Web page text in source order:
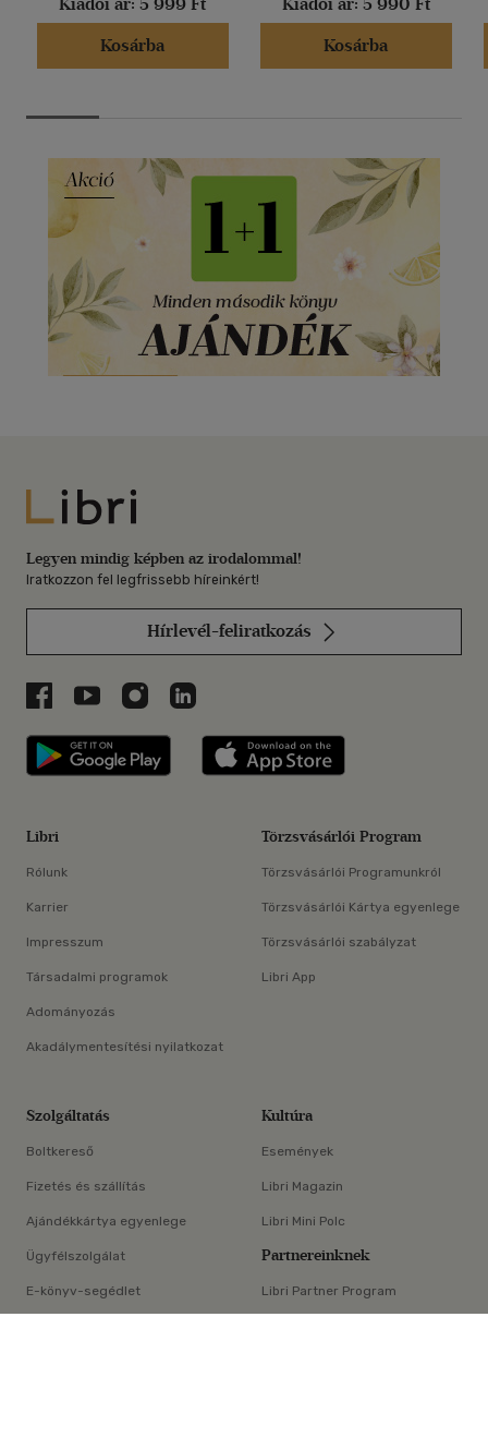
Kosárba
Kosárba
×
Libri
Legyen mindig képben az irodalommal!
Iratkozzon fel legfrissebb híreinkért!
Hírlevél-feliratkozás
Libri a Facebookon
Libri a Youtube-on
Libri az Instagramon
Libri a LinkedInen
Libri applikáció Szerezd meg: Google
Libri
Rólunk
Karrier
Impresszum
Társadalmi programok
Adományozás
Akadálymentesítési nyilatkozat
Törzsvásárlói Program
Törzsvásárlói Programunkról
Törzsvásárlói Kártya egyenlege
Törzsvásárlói szabályzat
Libri App
Szolgáltatás
Boltkereső
Fizetés és szállítás
Ajándékkártya egyenlege
Ügyfélszolgálat
E-könyv-segédlet
Kultúra
Események
Libri Magazin
Libri Mini Polc
Partnereinknek
Libri Partner Program